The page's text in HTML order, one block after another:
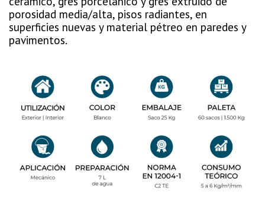
porosidad media/alta, pisos radiantes, en
superficies nuevas y material pétreo en paredes y
pavimentos.